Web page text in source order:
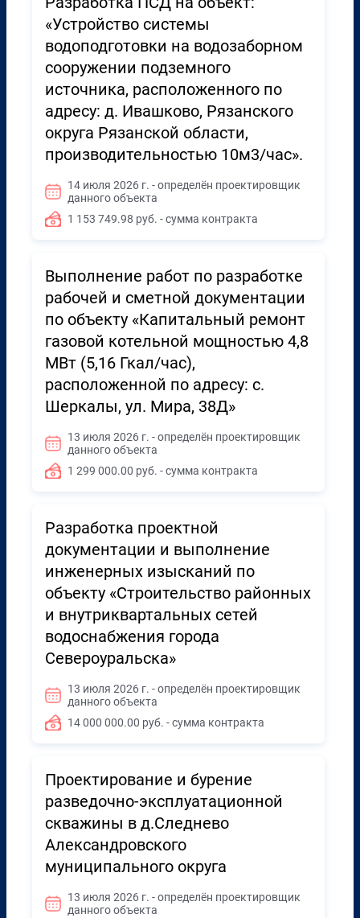
«Устройство системы
водоподготовки на водозаборном
сооружении подземного
источника, расположенного по
адресу: д. Ивашково, Рязанского
округа Рязанской области,
производительностью 10м3/час».
14 июля 2026 г. - определён проектировщик
данного объекта
1 153 749.98 руб. - сумма контракта
Выполнение работ по разработке
рабочей и сметной документации
по объекту «Капитальный ремонт
газовой котельной мощностью 4,8
МВт (5,16 Гкал/час),
расположенной по адресу: с.
Шеркалы, ул. Мира, 38Д»
13 июля 2026 г. - определён проектировщик
данного объекта
1 299 000.00 руб. - сумма контракта
Разработка проектной
документации и выполнение
инженерных изысканий по
объекту «Строительство районных
и внутриквартальных сетей
водоснабжения города
Североуральска»
13 июля 2026 г. - определён проектировщик
данного объекта
14 000 000.00 руб. - сумма контракта
Проектирование и бурение
разведочно-эксплуатационной
скважины в д.Следнево
Александровского
муниципального округа
13 июля 2026 г. - определён проектировщик
данного объекта